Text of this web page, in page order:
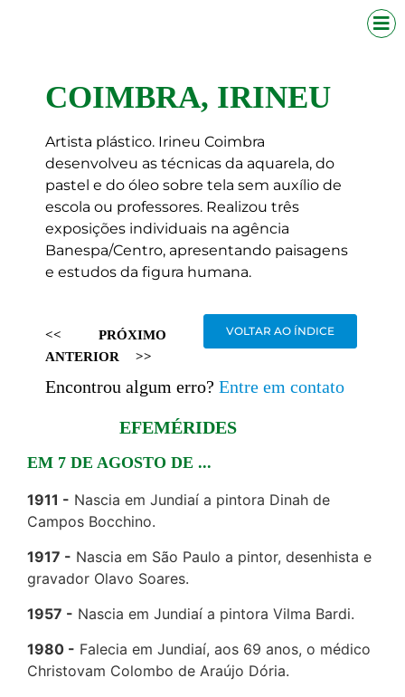
COIMBRA, IRINEU
Artista plástico. Irineu Coimbra
desenvolveu as técnicas da aquarela, do
pastel e do óleo sobre tela sem auxílio de
escola ou professores. Realizou três
exposições individuais na agência
Banespa/Centro, apresentando paisagens
e estudos da figura humana.
<<
ANTERIOR
PRÓXIMO
>>
VOLTAR AO ÍNDICE
Encontrou algum erro? Entre em contato
EFEMÉRIDES
EM 7 DE AGOSTO DE ...
1911
Nascia em Jundiaí a pintora Dinah de
Campos Bocchino.
1917
Nascia em São Paulo a pintor, desenhista e
gravador Olavo Soares.
1957
Nascia em Jundiaí a pintora Vilma Bardi.
1980
Falecia em Jundiaí, aos 69 anos, o médico
Christovam Colombo de Araújo Dória.